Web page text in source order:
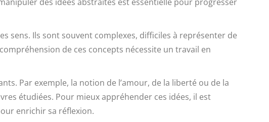
sens. Ils sont souvent complexes, difficiles à représenter de
de ces concepts nécessite un travail en
Par exemple, la notion de l’amour, de la liberté ou de la
étudiées. Pour mieux appréhender ces idées, il est
enrichir sa réflexion.